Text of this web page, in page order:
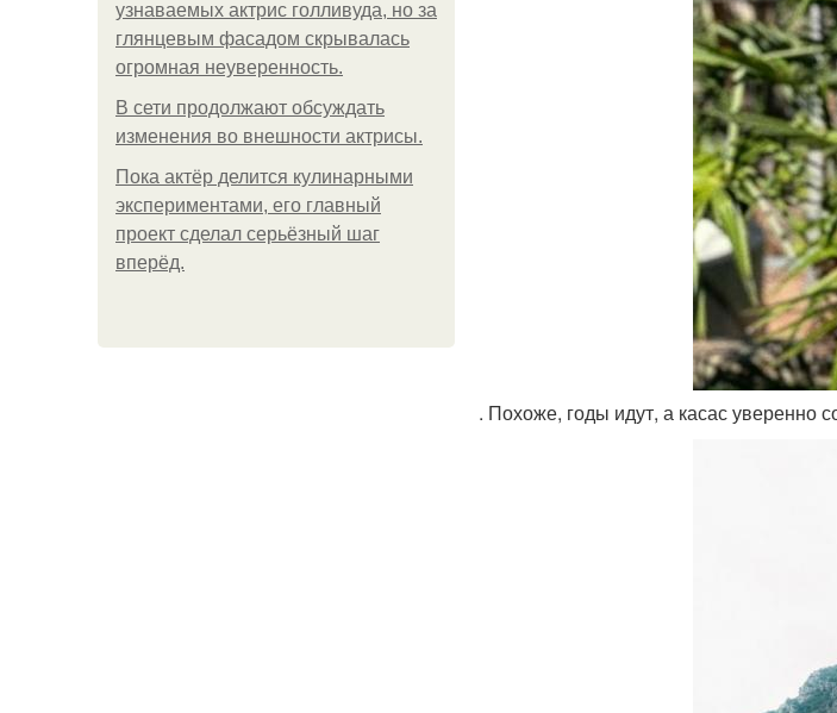
узнаваемых актрис голливуда, но за
глянцевым фасадом скрывалась
огромная неуверенность.
В сети продолжают обсуждать
изменения во внешности актрисы.
Пока актёр делится кулинарными
экспериментами, его главный
проект сделал серьёзный шаг
вперёд.
. Похоже, годы идут, а касас уверенно